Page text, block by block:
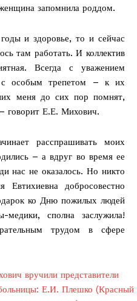
запомнила роддом.
и здоровье, то и сейчас
там работать. И коллектив
Всегда с уважением
с особым трепетом – к их
меня до сих пор помнят,
говорит Е.Е. Михович.
расспрашивать моих
– а вдруг во время ее
нас не оказалось. Но никто
Евтихиевна добросовестно
ко Дню пожилых людей
сполна заслужила!
трудом в сфере